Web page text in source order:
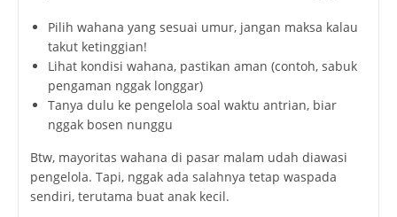
Pilih wahana yang sesuai umur, jangan maksa kalau
takut ketinggian!
Lihat kondisi wahana, pastikan aman (contoh, sabuk
pengaman nggak longgar)
Tanya dulu ke pengelola soal waktu antrian, biar
nggak bosen nunggu
Btw, mayoritas wahana di pasar malam udah diawasi
pengelola. Tapi, nggak ada salahnya tetap waspada
sendiri, terutama buat anak kecil.